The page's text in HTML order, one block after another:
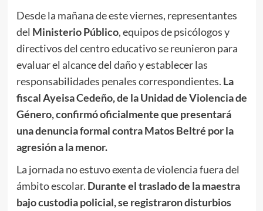
Desde la mañana de este viernes, representantes
del Ministerio Público, equipos de psicólogos y
directivos del centro educativo se reunieron para
evaluar el alcance del daño y establecer las
responsabilidades penales correspondientes. La
fiscal Ayeisa Cedeño, de la Unidad de Violencia de
Género, confirmó oficialmente que presentará
una denuncia formal contra Matos Beltré por la
agresión a la menor.
La jornada no estuvo exenta de violencia fuera del
ámbito escolar. Durante el traslado de la maestra
bajo custodia policial, se registraron disturbios